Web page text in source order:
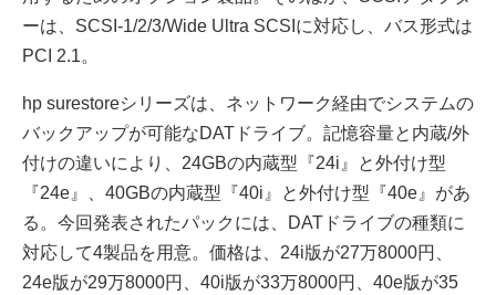
ーは、SCSI-1/2/3/Wide Ultra SCSIに対応し、バス形式は
PCI 2.1。
hp surestoreシリーズは、ネットワーク経由でシステムの
バックアップが可能なDATドライブ。記憶容量と内蔵/外
付けの違いにより、24GBの内蔵型『24i』と外付け型
『24e』、40GBの内蔵型『40i』と外付け型『40e』があ
る。今回発表されたパックには、DATドライブの種類に
対応して4製品を用意。価格は、24i版が27万8000円、
24e版が29万8000円、40i版が33万8000円、40e版が35